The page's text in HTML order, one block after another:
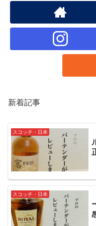
新着記事
スコッチ・日本
スコッチ・日本